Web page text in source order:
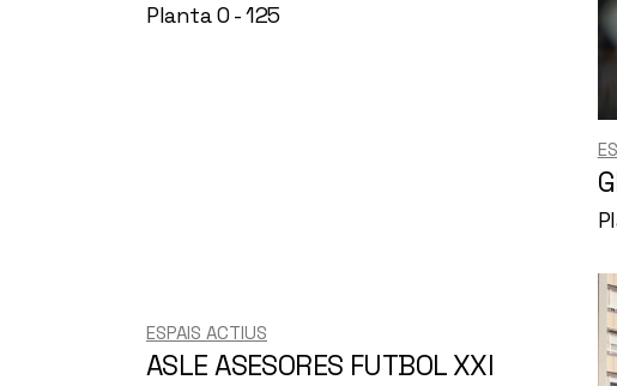
Planta 0 - 125
ESPAIS ACTIUS
ASLE ASESORES FUTBOL XXI